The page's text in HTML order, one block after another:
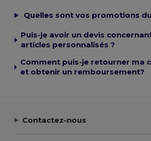
Quelles sont vos promotions
Puis-je avoir un devis
articles personnalisés ?
Comment puis-je retourner ma
et obtenir un remboursement?
Contactez-nous